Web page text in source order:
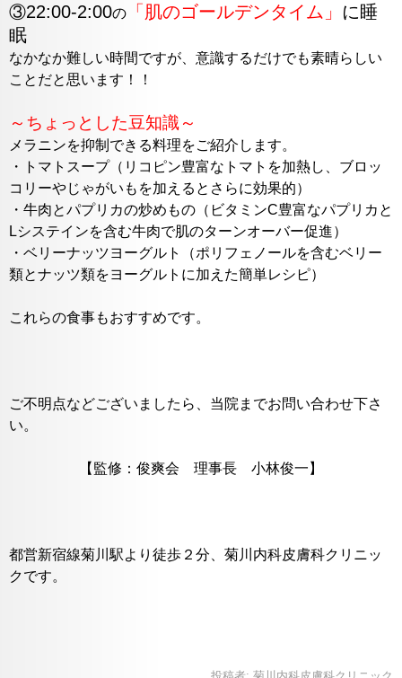
③22:00-2:00の 「肌のゴールデンタイム」 に睡
眠
なかなか難しい時間ですが、意識するだけでも素晴らしい
ことだと思います！！
～ちょっとした豆知識～
メラニンを抑制できる料理をご紹介します。
・トマトスープ（リコピン豊富なトマトを加熱し、ブロッ
コリーやじゃがいもを加えるとさらに効果的）
・牛肉とパプリカの炒めもの（ビタミンC豊富なパプリカと
Lシステインを含む牛肉で肌のターンオーバー促進）
・ベリーナッツヨーグルト（ポリフェノールを含むベリー
類とナッツ類をヨーグルトに加えた簡単レシピ）
これらの食事もおすすめです。
ご不明点などございましたら、当院までお問い合わせ下さ
い。
【監修：俊爽会 理事長 小林俊一】
都営新宿線菊川駅より徒歩２分、菊川内科皮膚科クリニッ
クです。